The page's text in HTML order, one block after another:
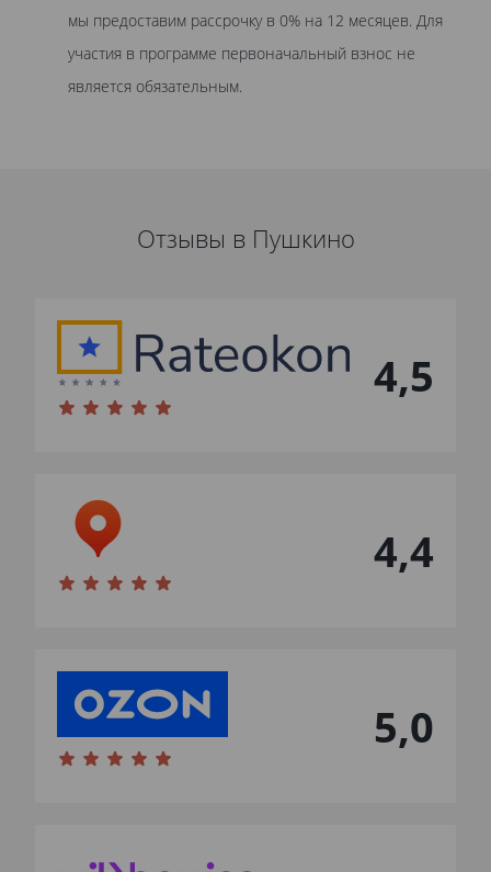
мы предоставим рассрочку в 0% на 12 месяцев. Для
участия в программе первоначальный взнос не
является обязательным.
Отзывы в Пушкино
4,5
4,4
5,0